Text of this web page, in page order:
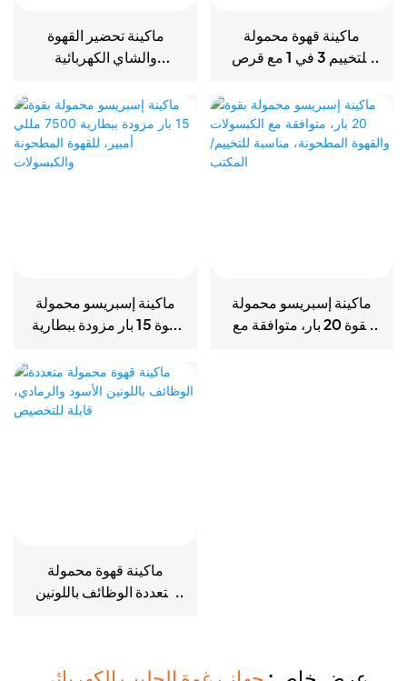
ماكينة تحضير القهوة
والشاي الكهربائية
الفولاذ المقاوم للصدأ، سعة
6 أونصات، لاسلكية،
متوافقة مع الكبسولات/
ماكينة قهوة محمولة
للتخييم 3 في 1 مع قرص
ماكينة إسبريسو محمولة
بقوة 15 بار مزودة ببطارية
المطحونة والكبسولات
ماكينة إسبريسو محمولة
بقوة 20 بار، متوافقة مع
ماكينة قهوة محمولة
متعددة الوظائف باللونين